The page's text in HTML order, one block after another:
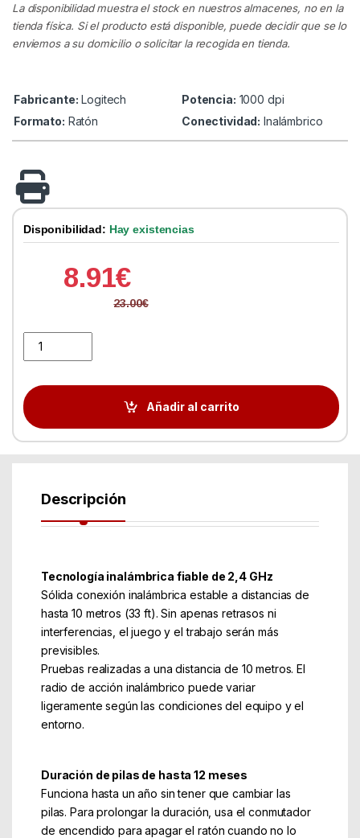
La disponibilidad muestra el stock en nuestros almacenes, no en la
tienda física. Si el producto está disponible, puede decidir que se lo
enviemos a su domicilio o solicitar la recogida en tienda.
Fabricante: Logitech Potencia: 1000 dpi
Formato: Ratón Conectividad: Inalámbrico
Disponibilidad: Hay existencias
8.91€
23.00€
Añadir al carrito
Descripción
Tecnología inalámbrica fiable de 2,4 GHz
Sólida conexión inalámbrica estable a distancias de
hasta 10 metros (33 ft). Sin apenas retrasos ni
interferencias, el juego y el trabajo serán más
previsibles.
Pruebas realizadas a una distancia de 10 metros. El
radio de acción inalámbrico puede variar
ligeramente según las condiciones del equipo y el
entorno.
Duración de pilas de hasta 12 meses
Funciona hasta un año sin tener que cambiar las
pilas. Para prolongar la duración, usa el conmutador
de encendido para apagar el ratón cuando no lo